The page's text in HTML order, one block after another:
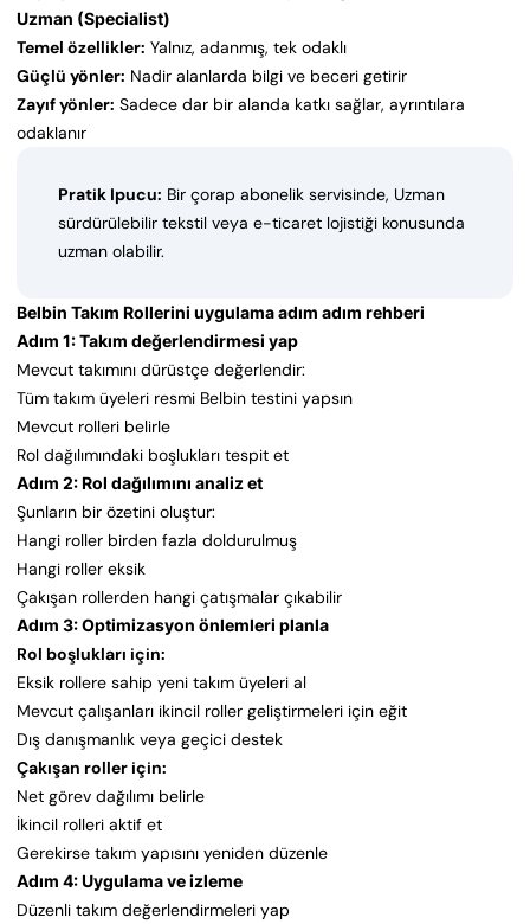
Uzman (Specialist)
Temel özellikler: Yalnız, adanmış, tek odaklı
Güçlü yönler: Nadir alanlarda bilgi ve beceri getirir
Zayıf yönler: Sadece dar bir alanda katkı sağlar, ayrıntılara
odaklanır
Pratik Ipucu: Bir çorap abonelik servisinde, Uzman
sürdürülebilir tekstil veya e-ticaret lojistiği konusunda
uzman olabilir.
Belbin Takım Rollerini uygulama adım adım rehberi
Adım 1: Takım değerlendirmesi yap
Mevcut takımını dürüstçe değerlendir:
Tüm takım üyeleri resmi Belbin testini yapsın
Mevcut rolleri belirle
Rol dağılımındaki boşlukları tespit et
Adım 2: Rol dağılımını analiz et
Şunların bir özetini oluştur:
Hangi roller birden fazla doldurulmuş
Hangi roller eksik
Çakışan rollerden hangi çatışmalar çıkabilir
Adım 3: Optimizasyon önlemleri planla
Rol boşlukları için:
Eksik rollere sahip yeni takım üyeleri al
Mevcut çalışanları ikincil roller geliştirmeleri için eğit
Dış danışmanlık veya geçici destek
Çakışan roller için:
Net görev dağılımı belirle
İkincil rolleri aktif et
Gerekirse takım yapısını yeniden düzenle
Adım 4: Uygulama ve izleme
Düzenli takım değerlendirmeleri yap